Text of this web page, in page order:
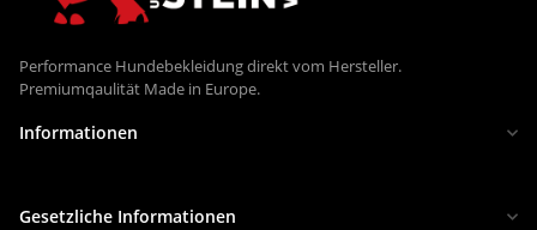
Performance Hundebekleidung direkt vom Hersteller.
Premiumqaulität Made in Europe.
Informationen
Gesetzliche Informationen